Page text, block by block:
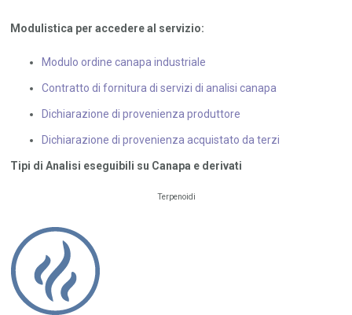
Modulistica per accedere al servizio:
Modulo ordine canapa industriale
Contratto di fornitura di servizi di analisi canapa
Dichiarazione di provenienza produttore
Dichiarazione di provenienza acquistato da terzi
Tipi di Analisi eseguibili su Canapa e derivati
Terpenoidi